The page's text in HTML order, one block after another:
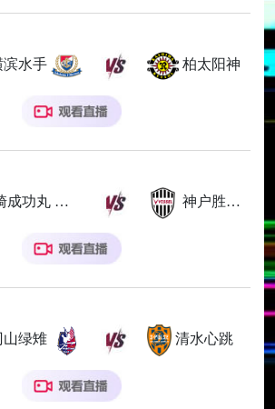
滨水手 柏太阳神
成功丸 神户胜利船
山绿雉 清水心跳